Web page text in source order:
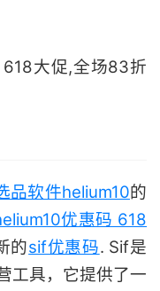
大促,全场83折
品软件helium10的
优惠码 618
的sif优惠码. Sif是
工具，它提供了一